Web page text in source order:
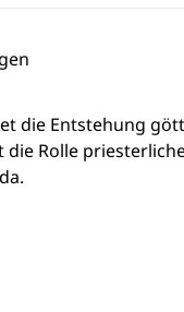
die Entstehung
Rolle